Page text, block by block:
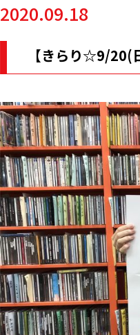
2020.09.18
【きらり☆9/20(